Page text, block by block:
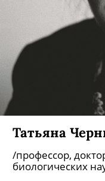
Татьяна
/профессор,
биологических